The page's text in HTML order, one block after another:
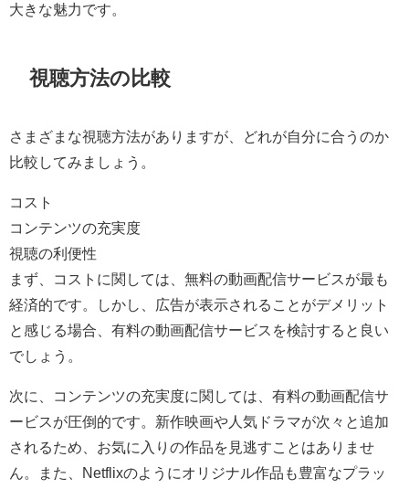
大きな魅力です。
視聴方法の比較
さまざまな視聴方法がありますが、どれが自分に合うのか
比較してみましょう。
コスト
コンテンツの充実度
視聴の利便性
まず、コストに関しては、無料の動画配信サービスが最も
経済的です。しかし、広告が表示されることがデメリット
と感じる場合、有料の動画配信サービスを検討すると良い
でしょう。
次に、コンテンツの充実度に関しては、有料の動画配信サ
ービスが圧倒的です。新作映画や人気ドラマが次々と追加
されるため、お気に入りの作品を見逃すことはありませ
ん。また、Netflixのようにオリジナル作品も豊富なプラッ